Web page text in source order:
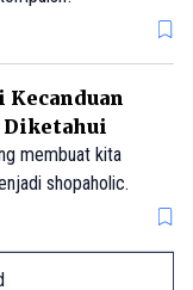
Kecanduan
Diketahui
membuat kita
shopaholic.